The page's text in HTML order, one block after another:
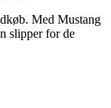
Med Mustang
slipper for de